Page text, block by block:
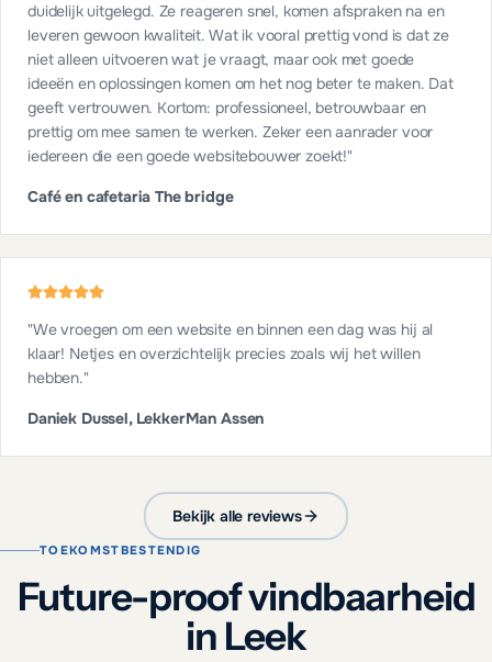
duidelijk uitgelegd. Ze reageren snel, komen afspraken na en
leveren gewoon kwaliteit. Wat ik vooral prettig vond is dat ze
niet alleen uitvoeren wat je vraagt, maar ook met goede
ideeën en oplossingen komen om het nog beter te maken. Dat
geeft vertrouwen. Kortom: professioneel, betrouwbaar en
prettig om mee samen te werken. Zeker een aanrader voor
iedereen die een goede websitebouwer zoekt!"
Café en cafetaria The bridge
"We vroegen om een website en binnen een dag was hij al
klaar! Netjes en overzichtelijk precies zoals wij het willen
hebben."
Daniek Dussel, LekkerMan Assen
Bekijk alle reviews
TOEKOMSTBESTENDIG
Future-proof vindbaarheid
in Leek